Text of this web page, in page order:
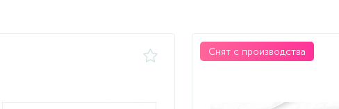
Снят с производства